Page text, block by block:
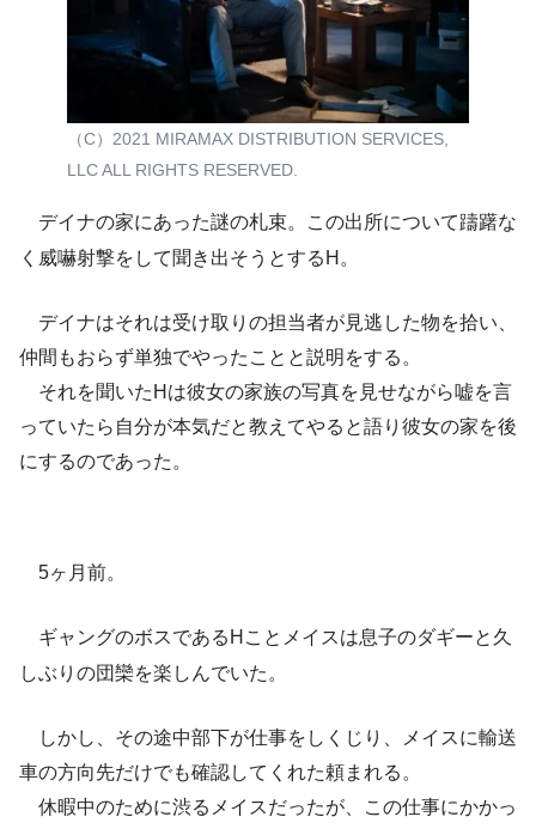
（C）2021 MIRAMAX DISTRIBUTION SERVICES,
LLC ALL RIGHTS RESERVED.
デイナの家にあった謎の札束。この出所について躊躇な
く威嚇射撃をして聞き出そうとするH。
デイナはそれは受け取りの担当者が見逃した物を拾い、
仲間もおらず単独でやったことと説明をする。
それを聞いたHは彼女の家族の写真を見せながら嘘を言
っていたら自分が本気だと教えてやると語り彼女の家を後
にするのであった。
5ヶ月前。
ギャングのボスであるHことメイスは息子のダギーと久
しぶりの団欒を楽しんでいた。
しかし、その途中部下が仕事をしくじり、メイスに輸送
車の方向先だけでも確認してくれた頼まれる。
休暇中のために渋るメイスだったが、この仕事にかかっ